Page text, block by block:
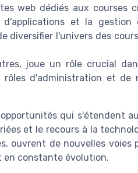
web dédiés aux courses
d'applications et la
diversifier l'univers des
joue un rôle crucial
d'administration et de
qui s'étendent
et le recours à la
ouvrent de nouvelles voies
en constante évolution.